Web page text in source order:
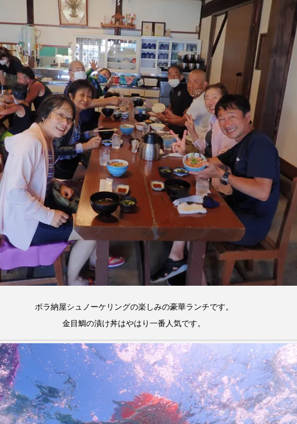
ボラ納屋シュノーケリングの楽しみの豪華ランチです。
金目鯛の漬け丼はやはり一番人気です。